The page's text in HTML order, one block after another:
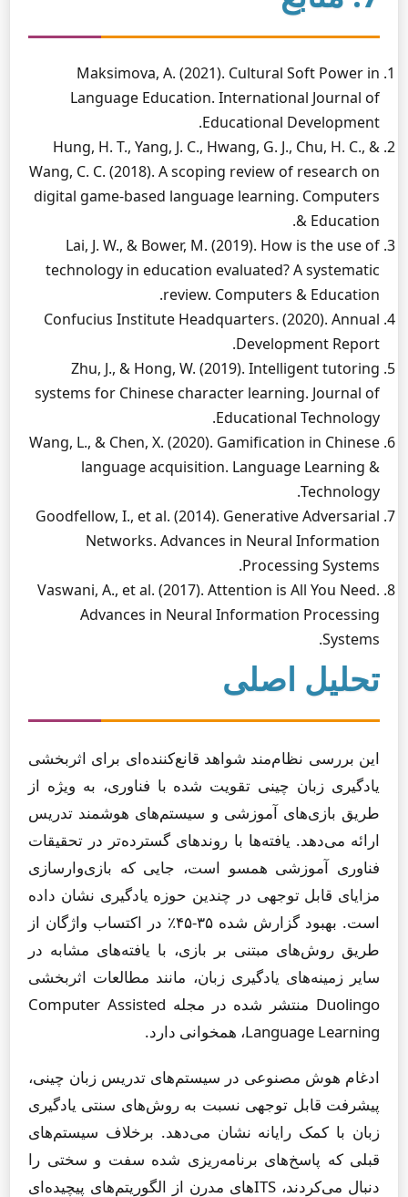
Maksimova, A. (2021). Cultural Soft Power in
Language Education. International Journal of
Educational Development.
Hung, H. T., Yang, J. C., Hwang, G. J., Chu, H. C., &
Wang, C. C. (2018). A scoping review of research on
digital game-based language learning. Computers
& Education.
Lai, J. W., & Bower, M. (2019). How is the use of
technology in education evaluated? A systematic
review. Computers & Education.
Confucius Institute Headquarters. (2020). Annual
Development Report.
Zhu, J., & Hong, W. (2019). Intelligent tutoring
systems for Chinese character learning. Journal of
Educational Technology.
Wang, L., & Chen, X. (2020). Gamification in Chinese
language acquisition. Language Learning &
Technology.
Goodfellow, I., et al. (2014). Generative Adversarial
Networks. Advances in Neural Information
Processing Systems.
Vaswani, A., et al. (2017). Attention is All You Need.
Advances in Neural Information Processing
Systems.
تحلیل اصلی
این بررسی نظام‌مند شواهد قانع‌کننده‌ای برای اثربخشی
یادگیری زبان چینی تقویت شده با فناوری، به ویژه از
طریق بازی‌های آموزشی و سیستم‌های هوشمند تدریس
ارائه می‌دهد. یافته‌ها با روندهای گسترده‌تر در تحقیقات
فناوری آموزشی همسو است، جایی که بازی‌وارسازی
مزایای قابل توجهی در چندین حوزه یادگیری نشان داده
است. بهبود گزارش شده ۳۵-۴۵٪ در اکتساب واژگان از
طریق روش‌های مبتنی بر بازی، با یافته‌های مشابه در
سایر زمینه‌های یادگیری زبان، مانند مطالعات اثربخشی
Duolingo منتشر شده در مجله Computer Assisted
Language Learning، همخوانی دارد.
ادغام هوش مصنوعی در سیستم‌های تدریس زبان چینی،
پیشرفت قابل توجهی نسبت به روش‌های سنتی یادگیری
زبان با کمک رایانه نشان می‌دهد. برخلاف سیستم‌های
قبلی که پاسخ‌های برنامه‌ریزی شده سفت و سختی را
دنبال می‌کردند، ITSهای مدرن از الگوریتم‌های پیچیده‌ای